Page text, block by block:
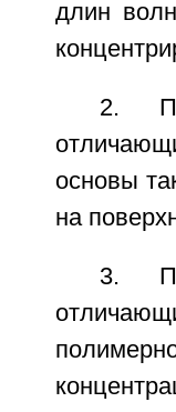
длин
2.
основы
на
3.